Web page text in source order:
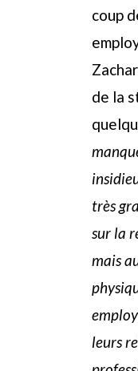
coup
de la
très
sur la
mais
leurs